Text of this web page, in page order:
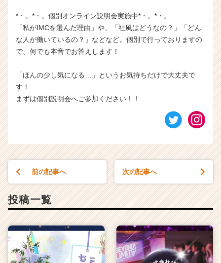
*・。*・。個別オンライン説明会実施中*・。*・。
「私がIMCを選んだ理由」や、「社風はどうなの？」「どん
な人が働いているの？」などなど。個別で行っておりますの
で、何でも本音でお答えします！
「ほんの少し気になる…」というお気持ちだけで大丈夫で
す！
まずは個別説明会へご参加ください！！
前の記事へ 次の記事へ
投稿一覧